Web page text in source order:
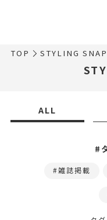
TOP STYLING SNAP
ALL
#
雑誌掲載